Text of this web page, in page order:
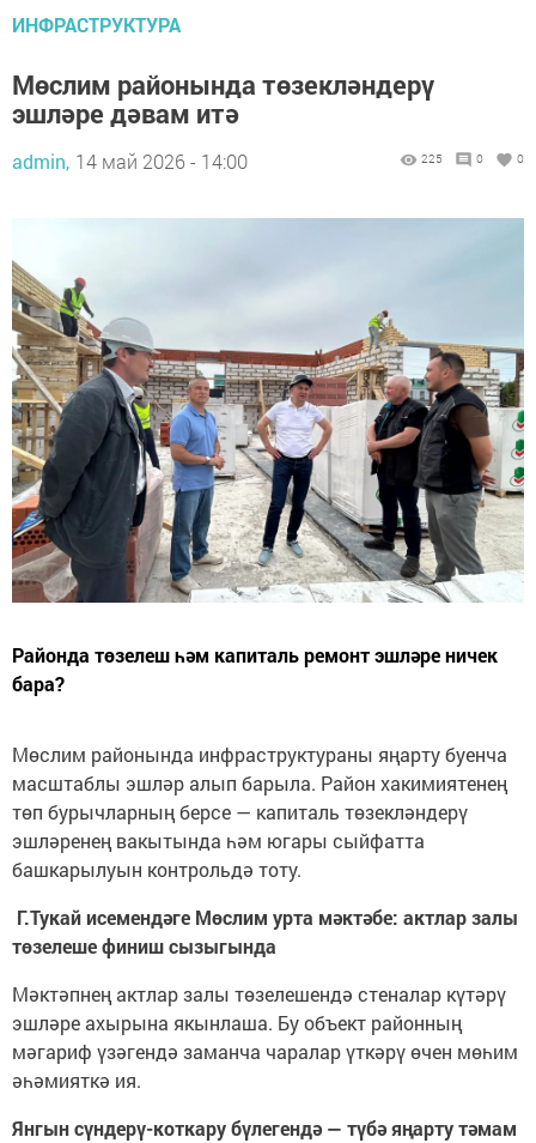
ИНФРАСТРУКТУРА
Мөслим районында төзекләндерү
эшләре дәвам итә
admin, 14 май 2026 - 14:00 225 0 0
Районда төзелеш һәм капиталь ремонт эшләре ничек
бара?
Мөслим районында инфраструктураны яңарту буенча
масштаблы эшләр алып барыла. Район хакимиятенең
төп бурычларның берсе — капиталь төзекләндерү
эшләренең вакытында һәм югары сыйфатта
башкарылуын контрольдә тоту.
Г.Тукай исемендәге Мөслим урта мәктәбе: актлар залы
төзелеше финиш сызыгында
Мәктәпнең актлар залы төзелешендә стеналар күтәрү
эшләре ахырына якынлаша. Бу объект районның
мәгариф үзәгендә заманча чаралар үткәрү өчен мөһим
әһәмияткә ия.
Янгын сүндерү-коткару бүлегендә — түбә яңарту тәмам